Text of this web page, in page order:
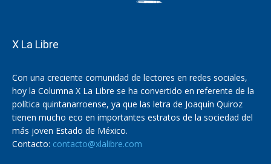
X La Libre
Con una creciente comunidad de lectores en redes sociales,
hoy la Columna X La Libre se ha convertido en referente de la
política quintanarroense, ya que las letra de Joaquín Quiroz
tienen mucho eco en importantes estratos de la sociedad del
más joven Estado de México.
Contacto: contacto@xlalibre.com